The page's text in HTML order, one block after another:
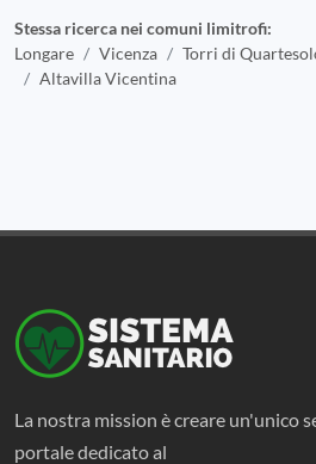
Stessa ricerca nei comuni limitrofi:
Longare
Vicenza Torri di
Altavilla Vicentina
La nostra mission è creare un'unico
portale dedicato al